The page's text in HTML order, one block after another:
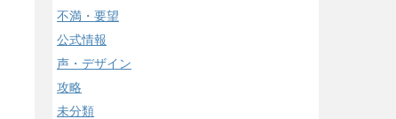
不満・要望
公式情報
声・デザイン
攻略
未分類